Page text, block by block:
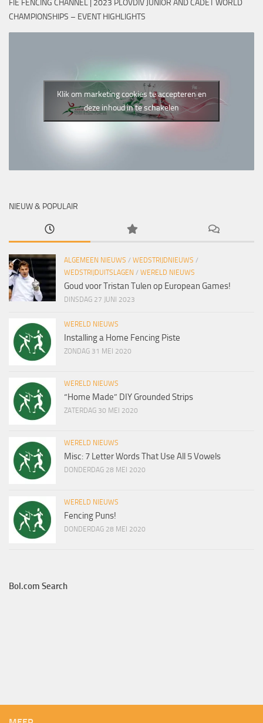
FIE FENCING CHANNEL | 2023 PLOVDIV JUNIOR AND CADET WORLD
CHAMPIONSHIPS – EVENT HIGHLIGHTS
Klik om marketing cookies te accepteren en
deze inhoud in te schakelen
NIEUW & POPULAIR
ALGEMEEN NIEUWS / WEDSTRIJDNIEUWS /
WEDSTRIJDUITSLAGEN / WERELD NIEUWS
Goud voor Tristan Tulen op European Games!
DINSDAG 27 JUNI 2023
WERELD NIEUWS
Installing a Home Fencing Piste
ZONDAG 31 MEI 2020
WERELD NIEUWS
“Home Made” DIY Grounded Strips
ZATERDAG 30 MEI 2020
WERELD NIEUWS
Misc: 7 Letter Words That Use All 5 Vowels
DONDERDAG 28 MEI 2020
WERELD NIEUWS
Fencing Puns!
DONDERDAG 28 MEI 2020
Bol.com Search